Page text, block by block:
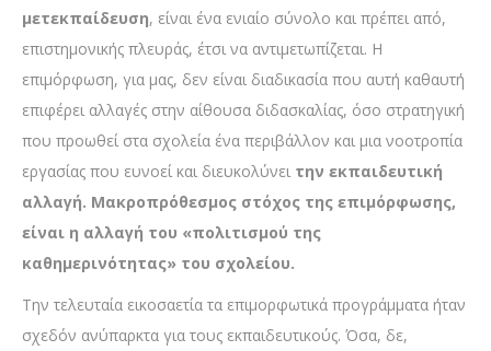
μετεκπαίδευση, είναι ένα ενιαίο σύνολο και πρέπει από,
επιστημονικής πλευράς, έτσι να αντιμετωπίζεται. Η
επιμόρφωση, για μας, δεν είναι διαδικασία που αυτή καθαυτή
επιφέρει αλλαγές στην αίθουσα διδασκαλίας, όσο στρατηγική
που προωθεί στα σχολεία ένα περιβάλλον και μια νοοτροπία
εργασίας που ευνοεί και διευκολύνει την εκπαιδευτική
αλλαγή. Μακροπρόθεσμος στόχος της επιμόρφωσης,
είναι η αλλαγή του «πολιτισμού της
καθημερινότητας» του σχολείου.
Την τελευταία εικοσαετία τα επιμορφωτικά προγράμματα ήταν
σχεδόν ανύπαρκτα για τους εκπαιδευτικούς. Όσα, δε,